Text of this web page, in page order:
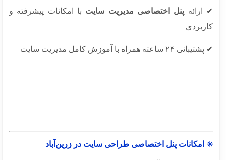
پنل اختصاصی مدیریت سایت با امکانات پیشرفته و
ساعته همراه با آموزش کامل مدیریت سایت
پنل اختصاصی طراحی سایت در زرین‌آباد